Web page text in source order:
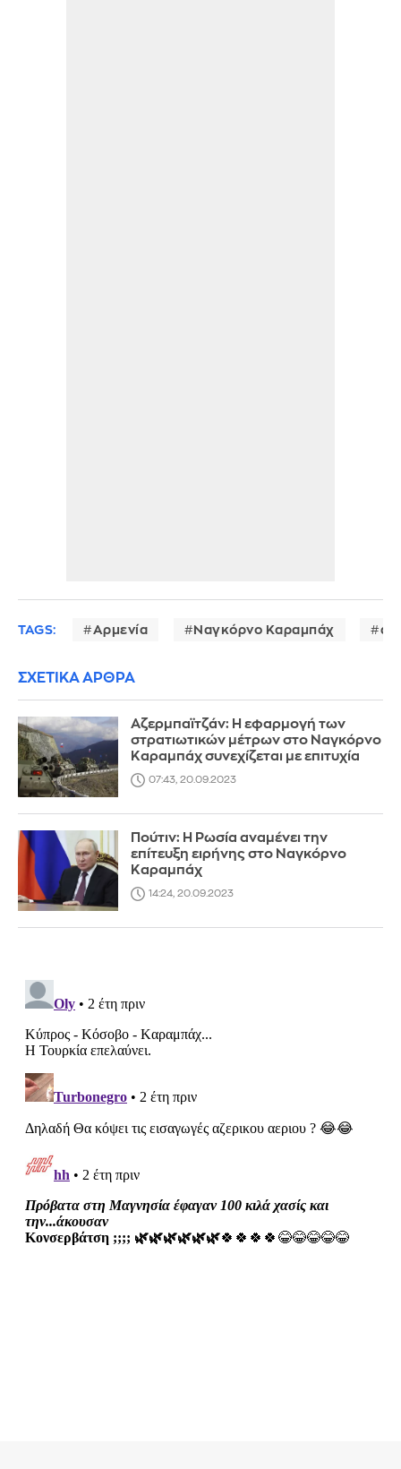
TAGS: Αρμενία Ναγκόρνο Καραμπάχ
ΣΧΕΤΙΚΑ ΑΡΘΡΑ
Αζερμπαϊτζάν: Η εφαρμογή των
στρατιωτικών μέτρων στο Ναγκόρνο
Καραμπάχ συνεχίζεται με επιτυχία
07:43, 20.09.2023
Πούτιν: H Ρωσία αναμένει την
επίτευξη ειρήνης στο Ναγκόρνο
Καραμπάχ
14:24, 20.09.2023